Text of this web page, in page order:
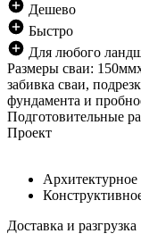
Дешево
Быстро
Для любого
Размеры сваи:
забивка сваи,
фундамента и
Подготовительные
Проект
Доставка и разгрузка